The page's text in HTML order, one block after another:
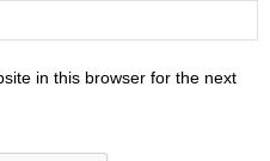
in this browser for the next